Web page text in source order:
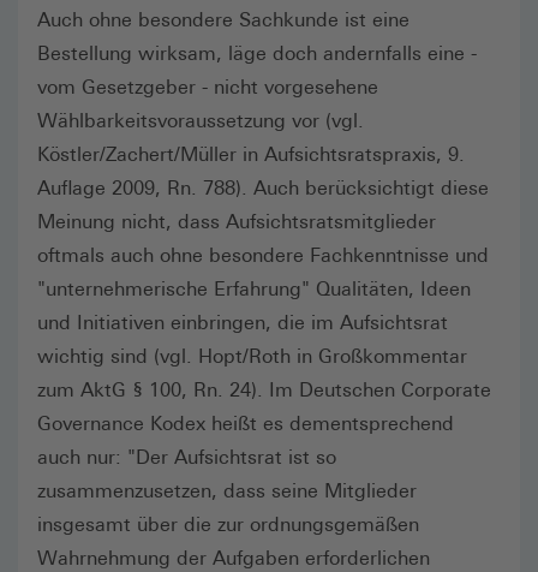
Auch ohne besondere Sachkunde ist eine
Bestellung wirksam, läge doch andernfalls eine -
vom Gesetzgeber - nicht vorgesehene
Wählbarkeitsvoraussetzung vor (vgl.
Köstler/Zachert/Müller in Aufsichtsratspraxis, 9.
Auflage 2009, Rn. 788). Auch berücksichtigt diese
Meinung nicht, dass Aufsichtsratsmitglieder
oftmals auch ohne besondere Fachkenntnisse und
"unternehmerische Erfahrung" Qualitäten, Ideen
und Initiativen einbringen, die im Aufsichtsrat
wichtig sind (vgl. Hopt/Roth in Großkommentar
zum AktG § 100, Rn. 24). Im Deutschen Corporate
Governance Kodex heißt es dementsprechend
auch nur: "Der Aufsichtsrat ist so
zusammenzusetzen, dass seine Mitglieder
insgesamt über die zur ordnungsgemäßen
Wahrnehmung der Aufgaben erforderlichen